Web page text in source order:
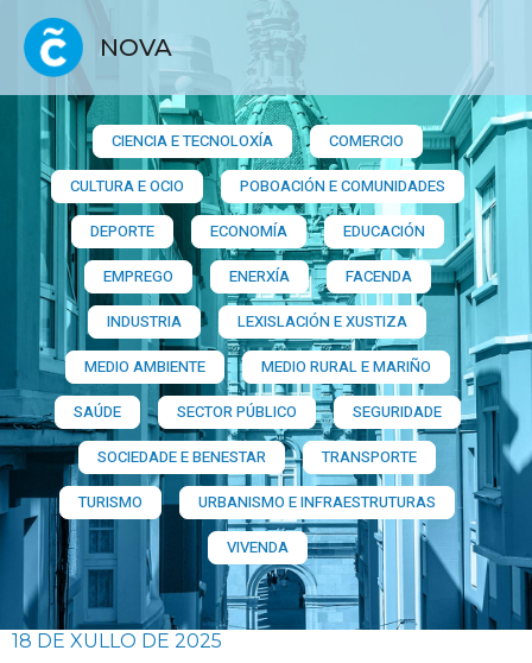
NOVA
CIENCIA E TECNOLOXÍA
COMERCIO
CULTURA E OCIO
POBOACIÓN E COMUNIDADES
DEPORTE
ECONOMÍA
EDUCACIÓN
EMPREGO
ENERXÍA
FACENDA
INDUSTRIA
LEXISLACIÓN E XUSTIZA
MEDIO AMBIENTE
MEDIO RURAL E MARIÑO
SAÚDE
SECTOR PÚBLICO
SEGURIDADE
SOCIEDADE E BENESTAR
TRANSPORTE
TURISMO
URBANISMO E INFRAESTRUTURAS
VIVENDA
18 DE XULLO DE 2025